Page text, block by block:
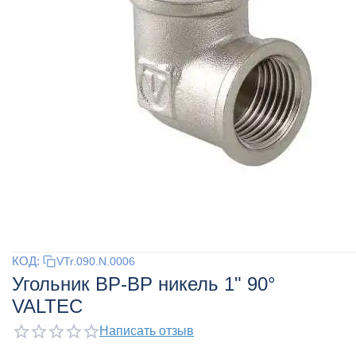
КОД: VTr.090.N.0006
Угольник ВР-ВР никель 1" 90°
VALTEC
Написать отзыв